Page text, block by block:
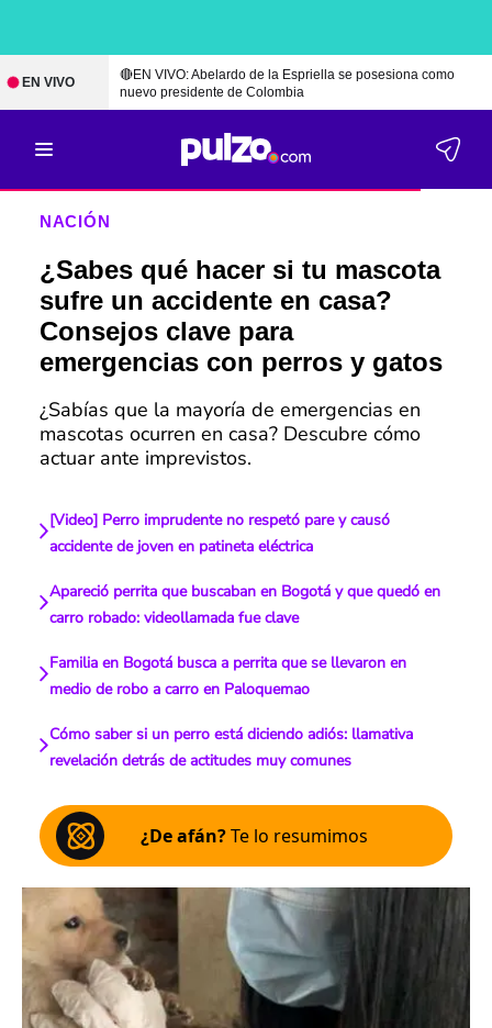
EN VIVO
🔴EN VIVO: Abelardo de la Espriella se posesiona como
nuevo presidente de Colombia
NACIÓN
¿Sabes qué hacer si tu mascota
sufre un accidente en casa?
Consejos clave para
emergencias con perros y gatos
¿Sabías que la mayoría de emergencias en
mascotas ocurren en casa? Descubre cómo
actuar ante imprevistos.
[Video] Perro imprudente no respetó pare y causó
accidente de joven en patineta eléctrica
Apareció perrita que buscaban en Bogotá y que quedó en
carro robado: videollamada fue clave
Familia en Bogotá busca a perrita que se llevaron en
medio de robo a carro en Paloquemao
Cómo saber si un perro está diciendo adiós: llamativa
revelación detrás de actitudes muy comunes
¿De afán?Te lo resumimos